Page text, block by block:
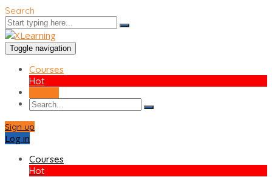
Search
Toggle navigation
Courses
Hot
Sign up
Log in
Courses
Hot